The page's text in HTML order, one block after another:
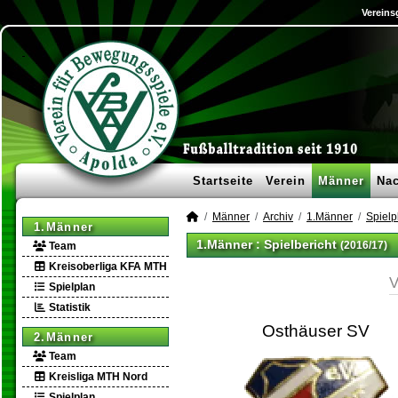
Startseite Verein Männer
1.Männer
Team
Kreisoberliga KFA MTH
Spielplan
Statistik
2.Männer
Team
Kreisliga MTH Nord
Männer Archiv 1.Männer
1.Männer :Spielbericht (2016/17)
Osthäuser SV